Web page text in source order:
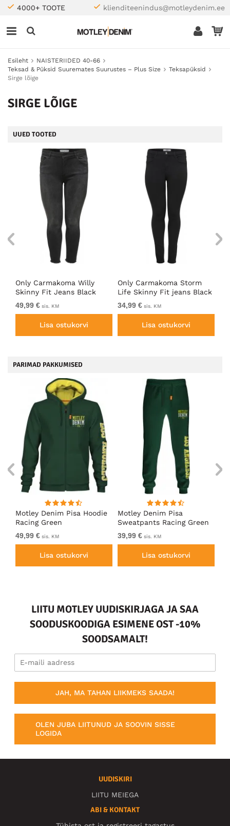
4000+ TOOTE klienditeenindus@motleydenim.ee
Esileht
NAISTERIIDED 40-66
Teksad & Püksid Suuremates Suurustes – Plus Size
Teksapüksid
Sirge lõige
SIRGE LÕIGE
UUED TOOTED
Only Carmakoma Willy
Skinny Fit Jeans Black
49,99 € sis. KM
Lisa ostukorvi
Only Carmakoma Storm
Life Skinny Fit jeans Black
34,99 € sis. KM
Lisa ostukorvi
PARIMAD PAKKUMISED
Motley Denim Pisa Hoodie
Racing Green
49,99 € sis. KM
Lisa ostukorvi
Motley Denim Pisa
Sweatpants Racing Green
39,99 € sis. KM
Lisa ostukorvi
LIITU MOTLEY UUDISKIRJAGA JA SAA
SOODUSKOODIGA ESIMENE OST -10%
SOODSAMALT!
JAH, MA TAHAN LIIKMEKS SAADA!
OLEN JUBA LIITUNUD JA SOOVIN SISSE
LOGIDA
UUDISKIRI
LIITU MEIEGA
ABI & KONTAKT